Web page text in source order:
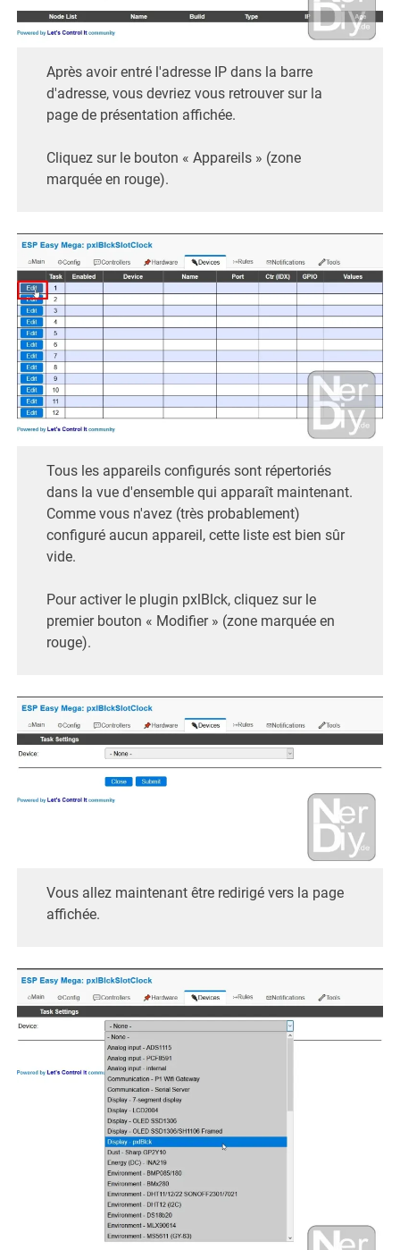
Après avoir entré l'adresse IP dans la barre
d'adresse, vous devriez vous retrouver sur la
page de présentation affichée.
Cliquez sur le bouton « Appareils » (zone
marquée en rouge).
Tous les appareils configurés sont répertoriés
dans la vue d'ensemble qui apparaît maintenant.
Comme vous n'avez (très probablement)
configuré aucun appareil, cette liste est bien sûr
vide.
Pour activer le plugin pxlBlck, cliquez sur le
premier bouton « Modifier » (zone marquée en
rouge).
Vous allez maintenant être redirigé vers la page
affichée.